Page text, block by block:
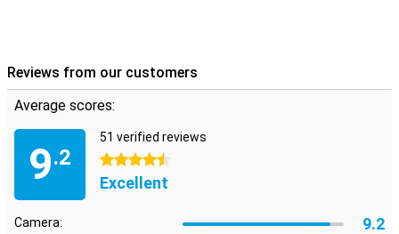
Reviews from our customers
Average scores:
9.2
51 verified reviews
4.5 stars
Excellent
Camera: 9.2